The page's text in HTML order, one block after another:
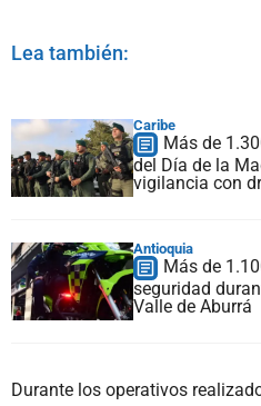
Lea también:
Caribe
Más de
del Día de la
vigilancia con
Antioquia
Más de
seguridad
Valle de Aburrá
Durante los operativos